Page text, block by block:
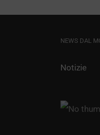
NEWS DAL
Notizie